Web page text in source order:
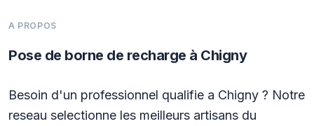
A PROPOS
Pose de borne de recharge à Chigny
Besoin d'un professionnel qualifie a Chigny ? Notre
reseau selectionne les meilleurs artisans du